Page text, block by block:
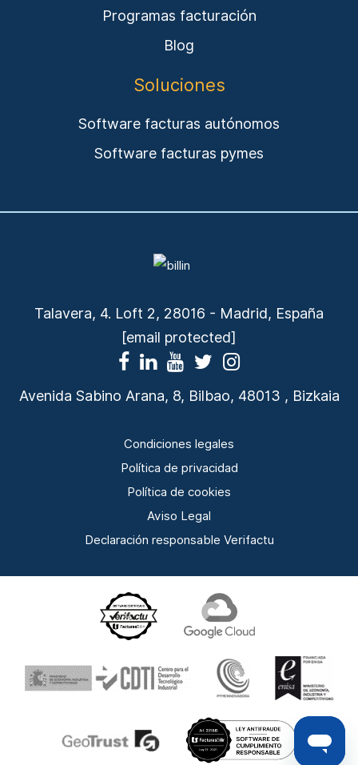
Programas facturación
Blog
Soluciones
Software facturas autónomos
Software facturas pymes
Talavera, 4. Loft 2, 28016 - Madrid, España
[email protected]
Avenida Sabino Arana, 8, Bilbao, 48013 , Bizkaia
Condiciones legales
Política de privacidad
Política de cookies
Aviso Legal
Declaración responsable Verifactu